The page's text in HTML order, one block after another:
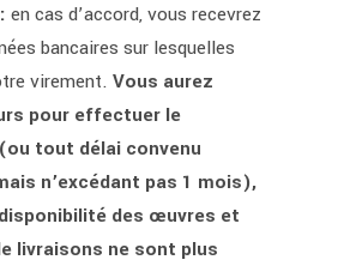
en cas d’accord, vous recevrez
bancaires sur lesquelles
virement. Vous aurez
pour effectuer le
tout délai convenu
n’excédant pas 1 mois),
des œuvres et
livraisons ne sont plus